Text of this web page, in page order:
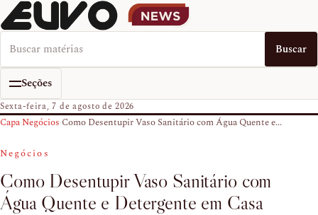
Buscar no EUVO News Buscar
Seções
Sexta-feira, 7 de agosto de 2026
Capa›Negócios›Como Desentupir Vaso Sanitário com Água Quente e...
Negócios
Como Desentupir Vaso Sanitário com
Água Quente e Detergente em Casa